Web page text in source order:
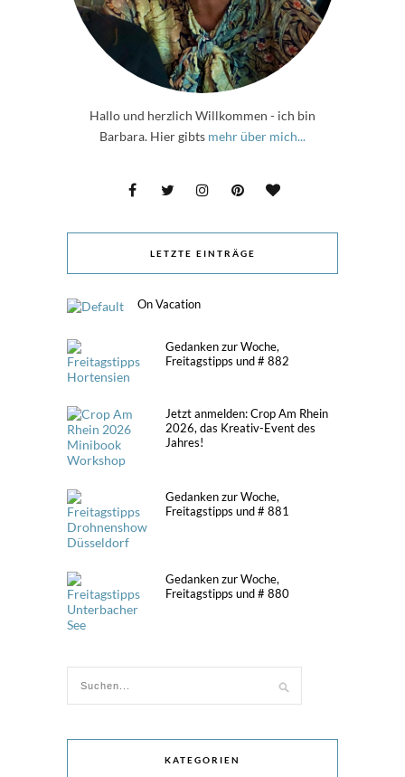
Hallo und herzlich Willkommen - ich bin
Barbara. Hier gibts mehr über mich...
LETZTE EINTRÄGE
On Vacation
Gedanken zur Woche,
Freitagstipps und # 882
Jetzt anmelden: Crop Am Rhein
2026, das Kreativ-Event des
Jahres!
Gedanken zur Woche,
Freitagstipps und # 881
Gedanken zur Woche,
Freitagstipps und # 880
KATEGORIEN